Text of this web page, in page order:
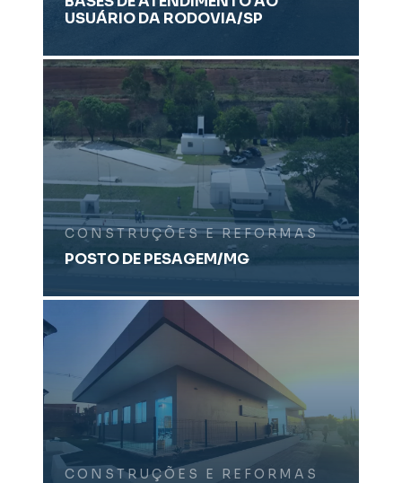
USUÁRIO DA RODOVIA/SP
CONSTRUÇÕES E REFORMAS
POSTO DE PESAGEM/MG
CONSTRUÇÕES E REFORMAS